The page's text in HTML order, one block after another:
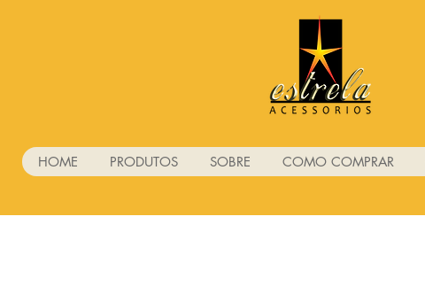
HOME PRODUTOS SOBRE COMO COMPRAR